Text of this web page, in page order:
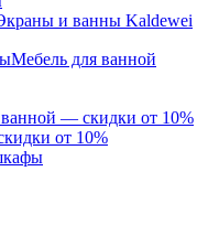
и ванны Kaldewei
Мебель для ванной
— скидки от 10%
от 10%